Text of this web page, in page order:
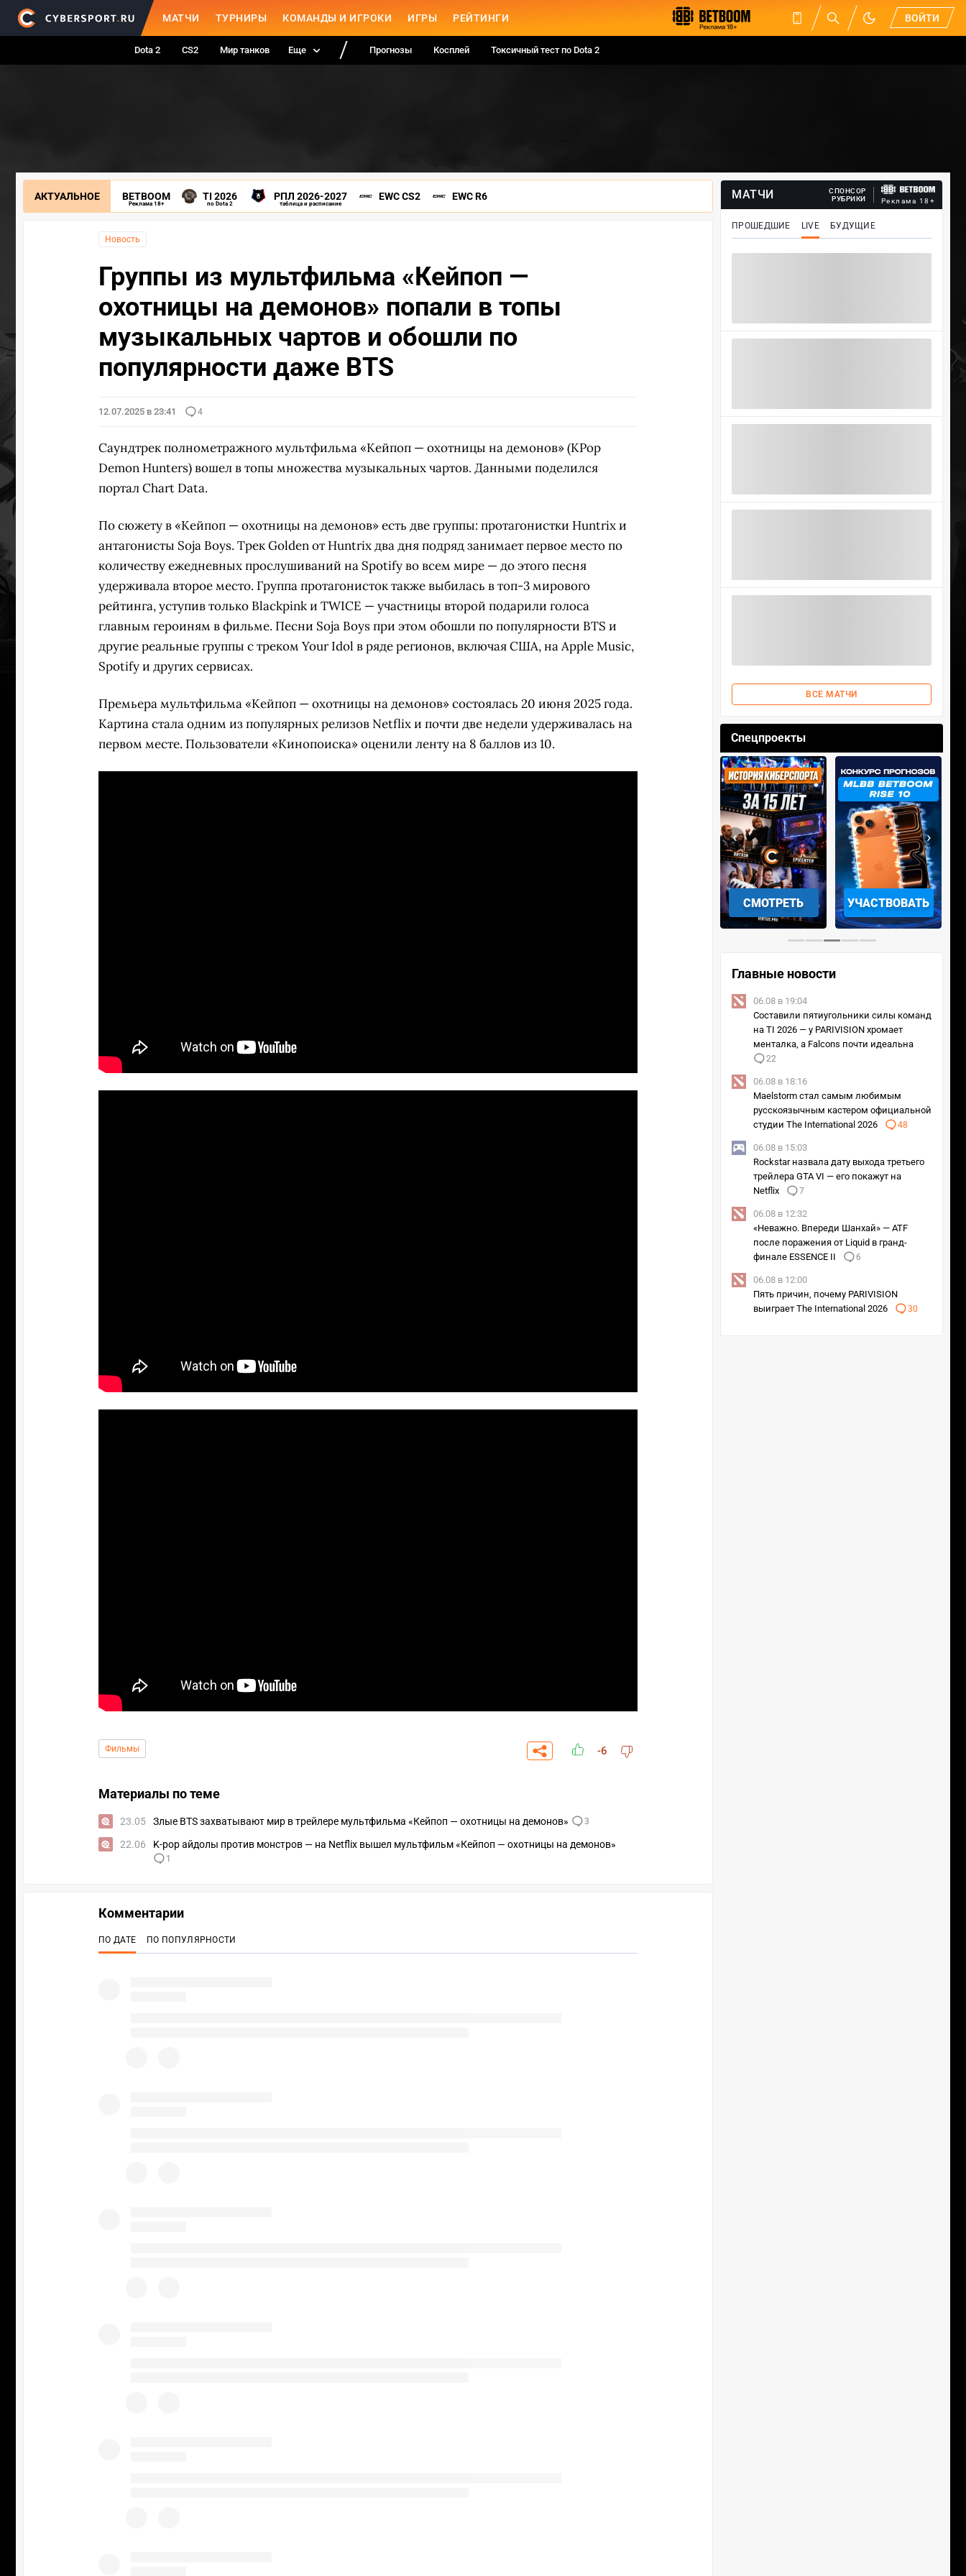
МАТЧИ ТУРНИРЫ КОМАНДЫ И ИГРОКИ ИГРЫ РЕЙТИНГИ ВОЙТИ
Dota 2 CS2 Мир танков Еще Прогнозы Косплей Токсичный тест по Dota 2
АКТУАЛЬНОЕ BETBOOM
Реклама 18+
TI 2026
по Dota 2
РПЛ 2026-2027
таблица и расписание
EWC CS2 EWC R6
Новость
Группы из мультфильма «Кейпоп —
охотницы на демонов» попали в топы
музыкальных чартов и обошли по
популярности даже BTS
12.07.2025 в 23:41 4
Саундтрек полнометражного мультфильма «Кейпоп — охотницы на демонов» (KPop
Demon Hunters) вошел в топы множества музыкальных чартов. Данными поделился
портал Chart Data.
По сюжету в «Кейпоп — охотницы на демонов» есть две группы: протагонистки Huntrix и
антагонисты Soja Boys. Трек Golden от Huntrix два дня подряд занимает первое место по
количеству ежедневных прослушиваний на Spotify во всем мире — до этого песня
удерживала второе место. Группа протагонисток также выбилась в топ-3 мирового
рейтинга, уступив только Blackpink и TWICE — участницы второй подарили голоса
главным героиням в фильме. Песни Soja Boys при этом обошли по популярности BTS и
другие реальные группы с треком Your Idol в ряде регионов, включая США, на Apple Music,
Spotify и других сервисах.
Премьера мультфильма «Кейпоп — охотницы на демонов» состоялась 20 июня 2025 года.
Картина стала одним из популярных релизов Netflix и почти две недели удерживалась на
первом месте. Пользователи «Кинопоиска» оценили ленту на 8 баллов из 10.
Фильмы -6
Материалы по теме
23.05 Злые BTS захватывают мир в трейлере мультфильма «Кейпоп — охотницы на демонов» 3
22.06 K-pop айдолы против монстров — на Netflix вышел мультфильм «Кейпоп — охотницы на демонов»
1
МАТЧИ
СПОНСОР
РУБРИКИ
Реклама 18+
ПРОШЕДШИЕ LIVE БУДУЩИЕ
ВСЕ МАТЧИ
Спецпроекты
СМОТРЕТЬ УЧАСТВОВАТЬ
‹ ›
Главные новости
06.08 в 19:04
Составили пятиугольники силы команд
на TI 2026 — у PARIVISION хромает
менталка, а Falcons почти идеальна
22
06.08 в 18:16
Maelstorm стал самым любимым
русскоязычным кастером официальной
студии The International 2026
48
06.08 в 15:03
Rockstar назвала дату выхода третьего
трейлера GTA VI — его покажут на
Netflix
7
06.08 в 12:32
«Неважно. Впереди Шанхай» — ATF
после поражения от Liquid в гранд-
финале ESSENCE II
6
06.08 в 12:00
Пять причин, почему PARIVISION
выиграет The International 2026
30
Комментарии
ПО ДАТЕ ПО ПОПУЛЯРНОСТИ